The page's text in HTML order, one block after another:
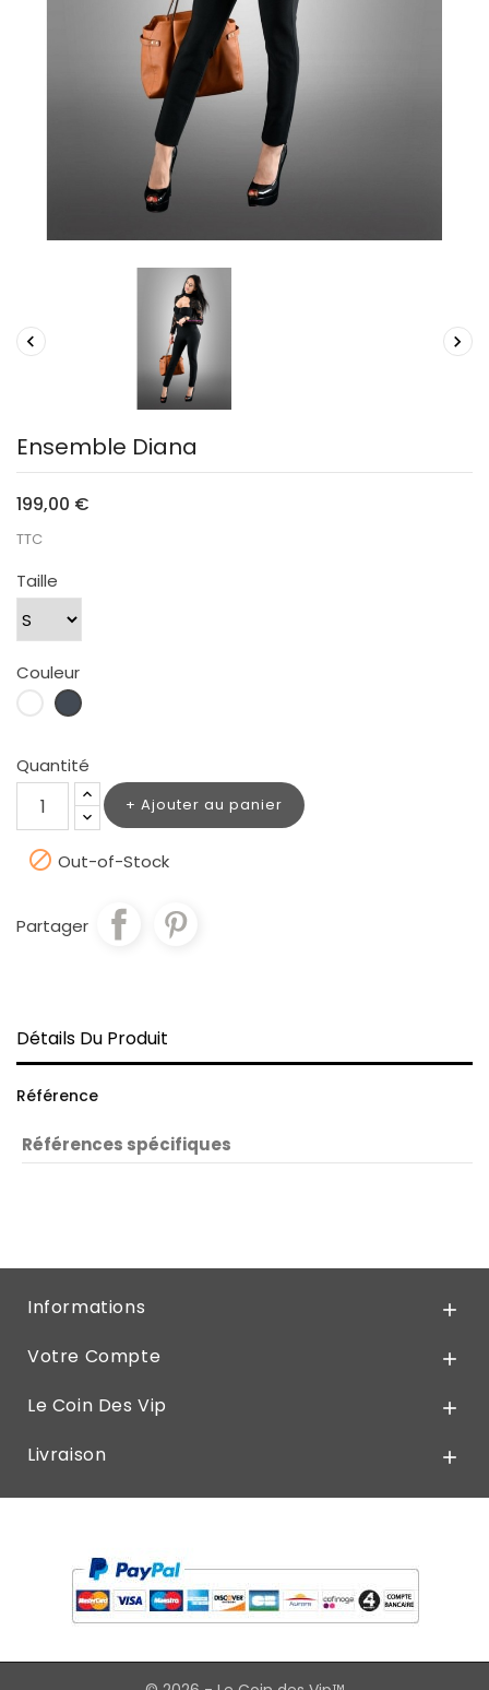
 
Ensemble Diana
199,00 €
TTC
Taille
Couleur
BlancNoir
Quantité
Ajouter au panier
 Out-of-Stock
Partager
Détails Du Produit
Référence
Références spécifiques
Informations 
Votre Compte 
Le Coin Des Vip 
Livraison 